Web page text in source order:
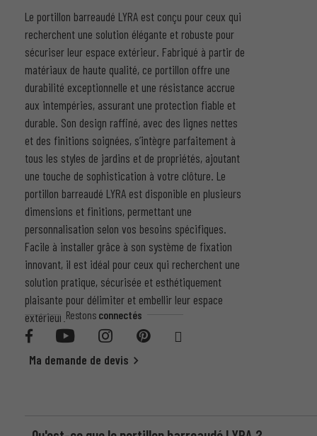
Le portillon barreaudé LYRA est conçu pour ceux qui
recherchent une solution élégante et robuste pour
sécuriser leur espace extérieur. Fabriqué à partir de
matériaux de haute qualité, ce portillon offre une
durabilité exceptionnelle et une résistance accrue
aux intempéries, assurant une protection fiable et
durable. Son design raffiné, avec des lignes nettes
et des finitions soignées, s’intègre parfaitement à
tous les styles de jardins et de propriétés, ajoutant
une touche de sophistication à votre clôture. Le
portillon barreaudé LYRA est disponible en plusieurs
dimensions et finitions, permettant une
personnalisation selon vos besoins spécifiques.
Facile à installer grâce à son système de fixation
innovant, il est idéal pour ceux qui recherchent une
solution pratique, sécurisée et esthétiquement
plaisante pour délimiter et embellir leur espace
extérieur.
Ma demande de devis
Restons connectés